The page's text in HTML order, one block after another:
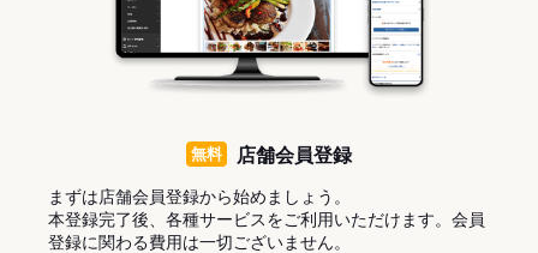
無料 店舗会員登録
まずは店舗会員登録から始めましょう。
本登録完了後、各種サービスをご利用いただけます。会員
登録に関わる費用は一切ございません。